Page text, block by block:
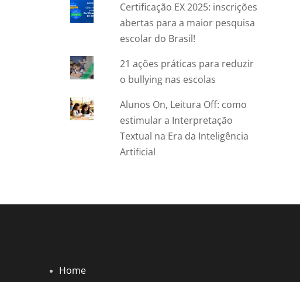
Certificação EX 2025: inscrições
abertas para a maior pesquisa
escolar do Brasil!
21 ações práticas para reduzir
o bullying nas escolas
Alunos On, Leitura Off: como
estimular a Interpretação
Textual na Era da Inteligência
Artificial
Home